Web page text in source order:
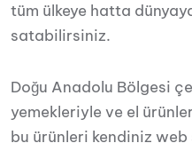
tüm ülkeye hatta
satabilirsiniz.
Doğu Anadolu Bölgesi
yemekleriyle ve el
bu ürünleri kendiniz